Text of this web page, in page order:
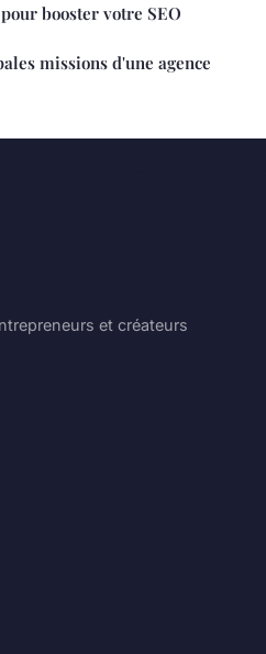
booster votre SEO
missions d'une agence
et créateurs